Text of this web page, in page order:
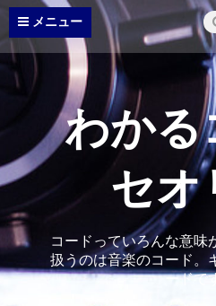
コ
テ
ン
ッ
プ
メニュー
わかる
セオ
コードっていろんな意味
扱うのは音楽のコード。
ードで